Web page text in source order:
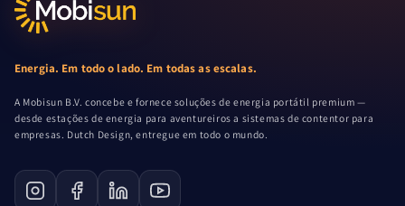
Energia. Em todo o lado. Em todas as escalas.
A Mobisun B.V. concebe e fornece soluções de energia portátil premium —
desde estações de energia para aventureiros a sistemas de contentor para
empresas. Dutch Design, entregue em todo o mundo.